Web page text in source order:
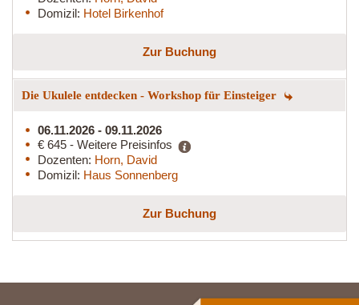
Domizil: Hotel Birkenhof
Zur Buchung
Die Ukulele entdecken - Workshop für Einsteiger
06.11.2026 - 09.11.2026
€ 645 - Weitere Preisinfos
Dozenten: Horn, David
Domizil: Haus Sonnenberg
Zur Buchung